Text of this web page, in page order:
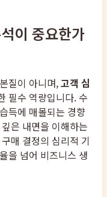
이 중요한가
질이 아니며,고객 심
필수 역량입니다. 수
득에 매몰되는 경향
은 내면을 이해하는
매 결정의 심리적 기
을 넘어 비즈니스 생